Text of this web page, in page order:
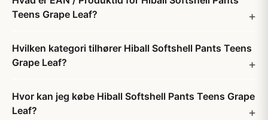
Teens Grape Leaf?
Hvilken kategori tilhører Hiball Softshell Pants Teens
Grape Leaf?
Hvor kan jeg købe Hiball Softshell Pants Teens Grape
Leaf?